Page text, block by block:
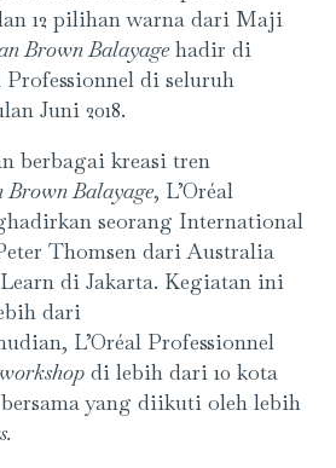
12 pilihan warna dari Maji
Brown Balayage hadir di
Professionnel di seluruh
Juni 2018.
berbagai kreasi tren
Brown Balayage, L’Oréal
seorang International
Thomsen dari Australia
di Jakarta. Kegiatan ini
dari
L’Oréal Professionnel
workshop di lebih dari 10 kota
yang diikuti oleh lebih